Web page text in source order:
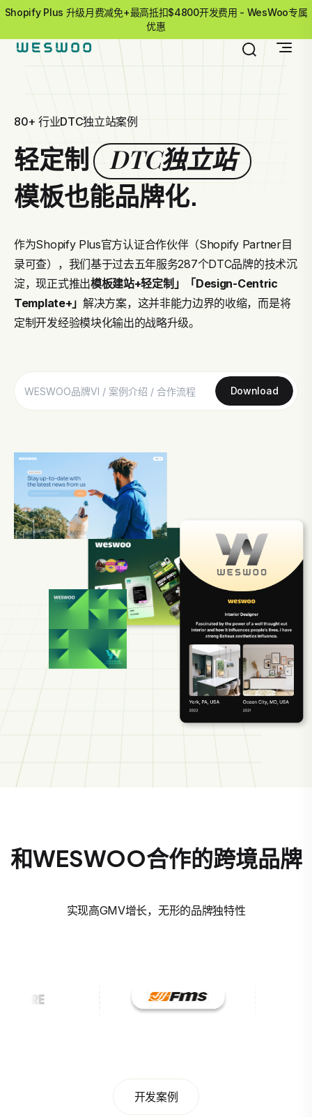
Shopify Plus 升级月费减免+最高抵扣$4800开发费用 - WesWoo专属
优惠
80+ 行业DTC独立站案例
轻定制 DTC独立站
模板也能品牌化.
作为Shopify Plus官方认证合作伙伴（Shopify Partner目
录可查），我们基于过去五年服务287个DTC品牌的技术沉
淀，现正式推出模板建站+轻定制」
「Design-Centric
Template+」 解决方案，这并非能力边界的收缩，而是将
定制开发经验模块化输出的战略升级。
Download
和WESWOO合作的跨境品牌
实现高GMV增长，无形的品牌独特性
开发案例